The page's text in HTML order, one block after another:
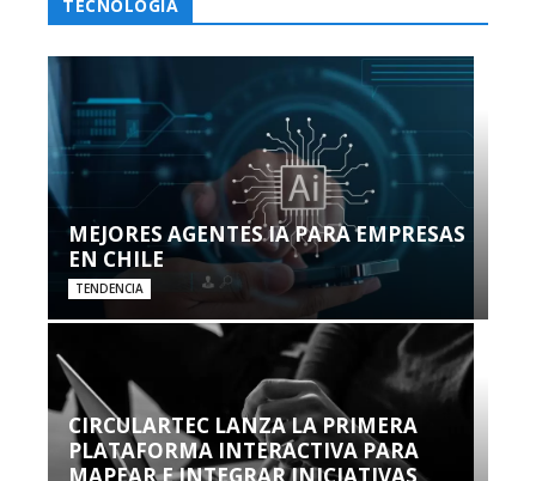
TECNOLOGÍA
MEJORES AGENTES IA PARA EMPRESAS
EN CHILE
TENDENCIA
CIRCULARTEC LANZA LA PRIMERA
PLATAFORMA INTERACTIVA PARA